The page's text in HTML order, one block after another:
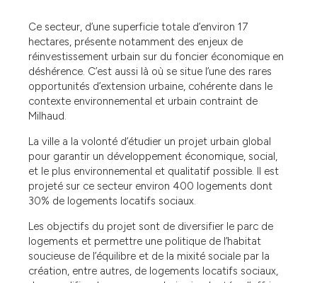
Ce secteur, d’une superficie totale d’environ 17
hectares, présente notamment des enjeux de
réinvestissement urbain sur du foncier économique en
déshérence. C’est aussi là où se situe l’une des rares
opportunités d’extension urbaine, cohérente dans le
contexte environnemental et urbain contraint de
Milhaud.
La ville a la volonté d’étudier un projet urbain global
pour garantir un développement économique, social,
et le plus environnemental et qualitatif possible. Il est
projeté sur ce secteur environ 400 logements dont
30% de logements locatifs sociaux.
Les objectifs du projet sont de diversifier le parc de
logements et permettre une politique de l’habitat
soucieuse de l’équilibre et de la mixité sociale par la
création, entre autres, de logements locatifs sociaux,